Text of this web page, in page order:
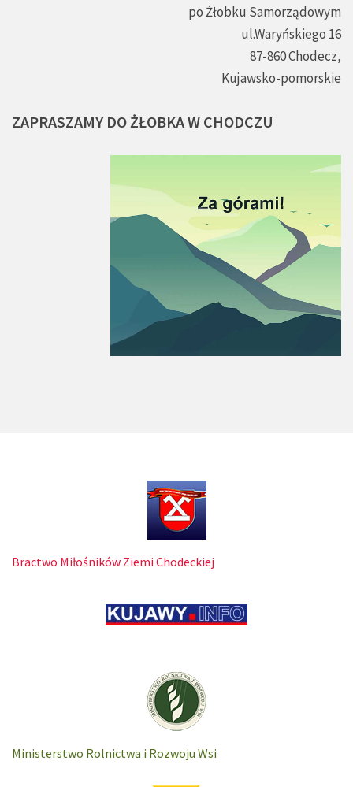
po Żłobku Samorządowym
ul.Waryńskiego 16
87-860 Chodecz,
Kujawsko-pomorskie
ZAPRASZAMY DOŻŁOBKAW CHODCZU
Bractwo Miłośników Ziemi Chodeckiej
Ministerstwo Rolnictwa i Rozwoju Wsi